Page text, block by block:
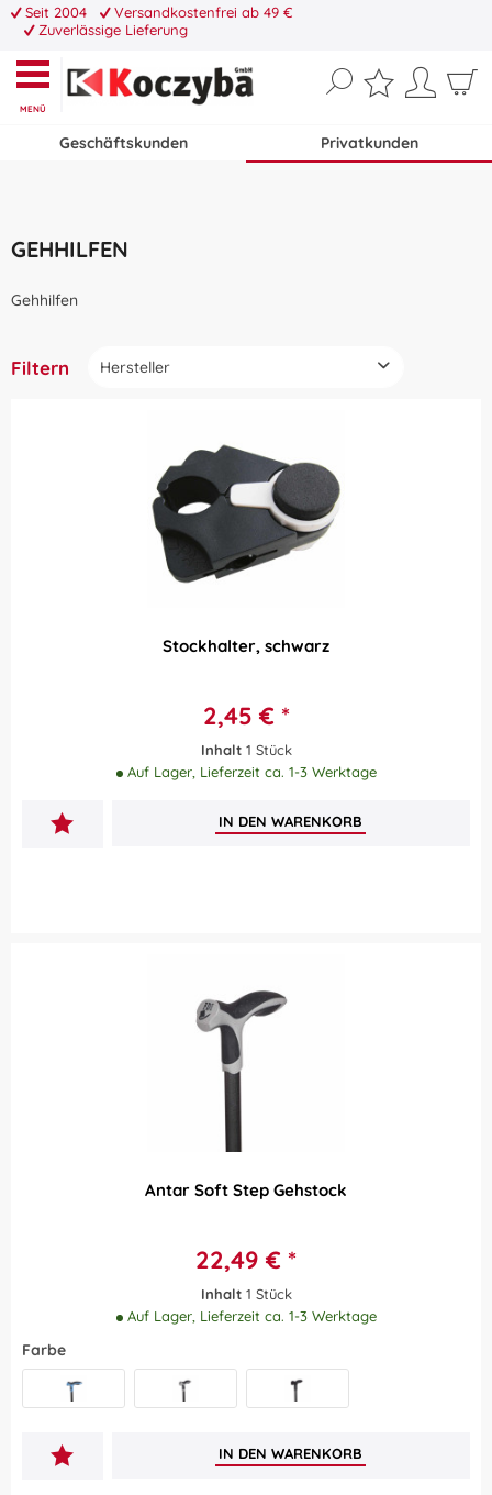
Seit 2004
Versandkostenfrei ab 49 €
Zuverlässige Lieferung
MENÜ
Geschäftskunden Privatkunden
GEHHILFEN
Gehhilfen
Filtern Hersteller
DRIVE MEDICAL GMBH & CO. KG
Russka
Sundo Homecare GmbH
von2,45 €bis40,46 €
Stockhalter, schwarz
2,45 € *
Inhalt 1 Stück
Auf Lager, Lieferzeit ca. 1-3 Werktage
IN DEN WARENKORB
Antar Soft Step Gehstock
22,49 € *
Inhalt 1 Stück
Auf Lager, Lieferzeit ca. 1-3 Werktage
Farbe
Blau Weiß Schwarz
IN DEN WARENKORB